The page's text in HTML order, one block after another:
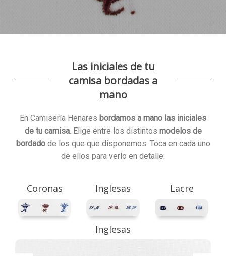
Las iniciales de tu
camisa bordadas a
mano
En Camisería Henares bordamos a mano las iniciales
de tu camisa. Elige entre los distintos modelos de
bordadode los que que disponemos. Toca en cada uno
de ellos para verlo en detalle:
Coronas Inglesas Lacre
Coronas
Inglesas
Lacre
Sombreado
Palo